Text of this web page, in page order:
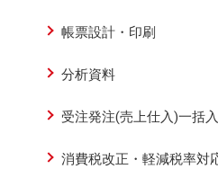
帳票設計・印刷
分析資料
受注発注(売上仕入)一括
消費税改正・軽減税率対